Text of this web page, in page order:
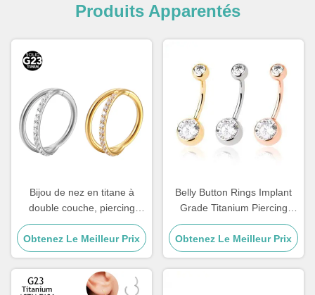
Produits Apparentés
Bijou de nez en titane à
double couche, piercing
d'oreille, anneau de nez or
F136 à segment articulé
Obtenez Le Meilleur Prix
Belly Button Rings Implant
Grade Titanium Piercing
Jewelry Wholesale
Obtenez Le Meilleur Prix